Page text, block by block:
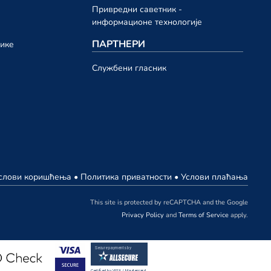
Привредни саветник -
информационе технологије
ПАРТНЕРИ
Службени гласник
коришћења • Политика приватности • Услови плаћања
This site is protected by reCAPTCHA and the Google
Privacy Policy and Terms of Service apply.